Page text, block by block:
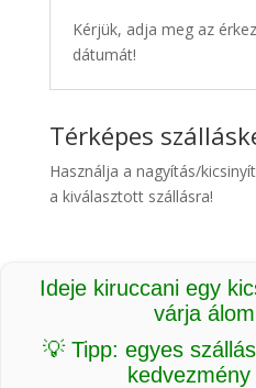
Kérjük, adja meg az
dátumát!
Térképes
Használja a nagyítás/
a kiválasztott szállásra!
Ideje kiruccani egy
várja
💡 Tipp: egyes